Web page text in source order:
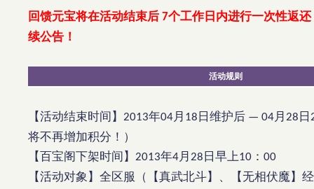
回馈元宝将在活动结束后 7个工作日内进行一次性返
续公告！
活动规则
【活动结束时间】 2013年04月 18 日维护后 — 04月 28 日
将不再增加积分！）
【百宝阁下架时间】 2013年4月 28 日早上10 ： 00
【活动对象】全区服（【真武北斗】、【无相伏魔】